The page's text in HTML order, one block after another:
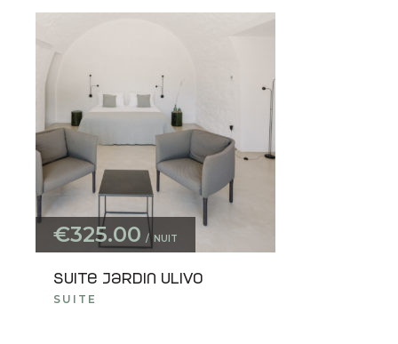
€325.00 NUIT
Suite jardin Ulivo
SUITE